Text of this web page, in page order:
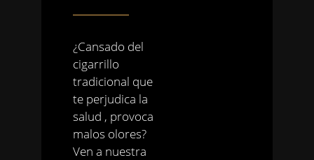
¿Cansado del
cigarrillo
tradicional que
te perjudica la
salud , provoca
malos olores?
Ven a nuestra